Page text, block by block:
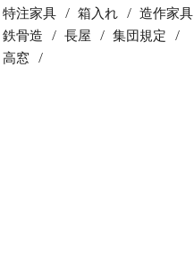
特注家具
箱入れ
造作家具
鉄骨造
長屋
集団規定
高窓